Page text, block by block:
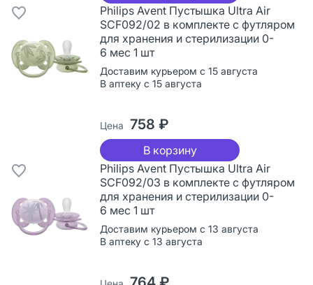
Philips Avent Пустышка Ultra Air
SCF092/02 в комплекте с футляром
для хранения и стерилизации 0-
6 мес 1 шт
Доставим курьером с 15 августа
В аптеку с 15 августа
Цена 758 ₽
В корзину
Philips Avent Пустышка Ultra Air
SCF092/03 в комплекте с футляром
для хранения и стерилизации 0-
6 мес 1 шт
Доставим курьером с 13 августа
В аптеку с 13 августа